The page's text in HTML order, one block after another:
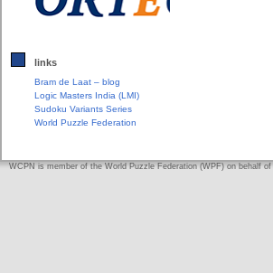
links
Bram de Laat – blog
Logic Masters India (LMI)
Sudoku Variants Series
World Puzzle Federation
WCPN is member of the World Puzzle Federation (WPF) on behalf